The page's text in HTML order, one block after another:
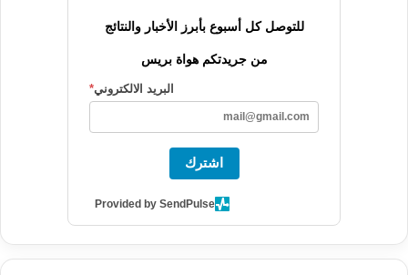
للتوصل كل أسبوع بأبرز الأخبار والنتائج
من جريدتكم هواة بريس
البريد الالكتروني*
اشترك
Provided by SendPulse